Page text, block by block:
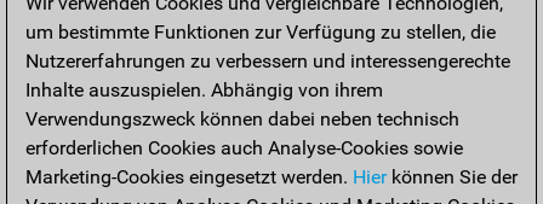
um bestimmte Funktionen zur Verfügung zu stellen, die
Nutzererfahrungen zu verbessern und interessengerechte
Inhalte auszuspielen. Abhängig von ihrem
Verwendungszweck können dabei neben technisch
erforderlichen Cookies auch Analyse-Cookies sowie
Marketing-Cookies eingesetzt werden. Hierkönnen Sie der